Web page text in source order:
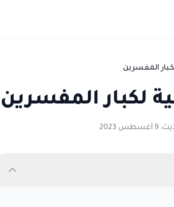
المفسرين
لكبار المفسرين
2023